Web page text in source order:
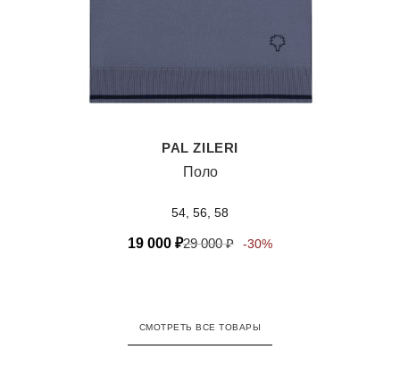
PAL ZILERI
Поло
54, 56, 58
19 000 ₽29 000₽ -30%
СМОТРЕТЬ ВСЕ ТОВАРЫ